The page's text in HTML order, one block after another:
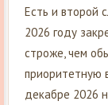
Есть и второй
2026 году
строже, чем
приоритетную
декабре 2026